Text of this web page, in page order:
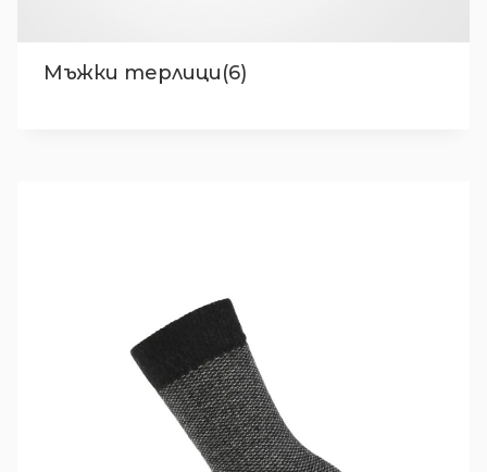
Мъжки терлици(6)